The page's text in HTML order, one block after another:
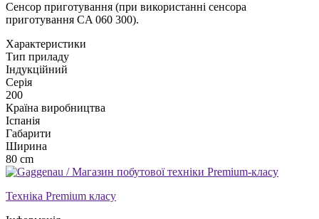
Сенсор приготування (при використанні сенсора
приготування CA 060 300).
Xарактеристики
Тип приладу
Індукційний
Серія
200
Країна виробництва
Іспанія
Габарити
Ширина
80 cm
Техніка Premium класу